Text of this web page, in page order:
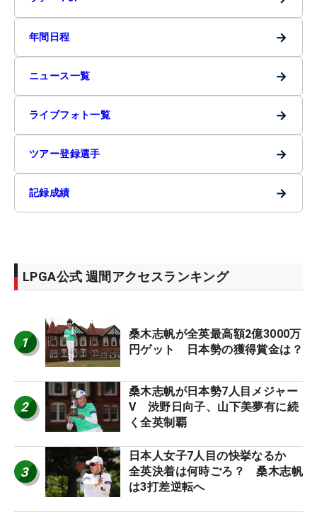
年間日程 →
ニュース一覧 →
ライブフォト一覧 →
ツアー登録選手 →
記録成績 →
LPGA公式 週間アクセスランキング
1
桑木志帆が全英最高額2億3000万
円ゲット 日本勢の獲得賞金は？
2
桑木志帆が日本勢7人目メジャー
V 渋野日向子、山下美夢有に続
く全英制覇
3
日本人女子7人目の快挙なるか
全英決着は何時ごろ？ 桑木志帆
は3打差逆転へ